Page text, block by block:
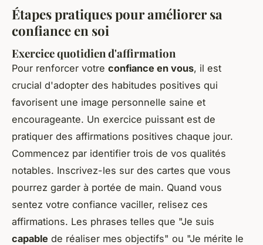
Étapes pratiques pour améliorer sa
confiance en soi
Exercice quotidien d'affirmation
Pour renforcer votre confiance en vous, il est
crucial d'adopter des habitudes positives qui
favorisent une image personnelle saine et
encourageante. Un exercice puissant est de
pratiquer des affirmations positives chaque jour.
Commencez par identifier trois de vos qualités
notables. Inscrivez-les sur des cartes que vous
pourrez garder à portée de main. Quand vous
sentez votre confiance vaciller, relisez ces
affirmations. Les phrases telles que "Je suis
capable de réaliser mes objectifs" ou "Je mérite le